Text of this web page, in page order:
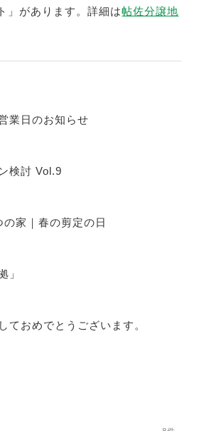
業日のお知らせ
検討 Vol.9
の家｜春の剪定の日
」
ておめでとうございます。
」があります。詳細は帖佐分譲地